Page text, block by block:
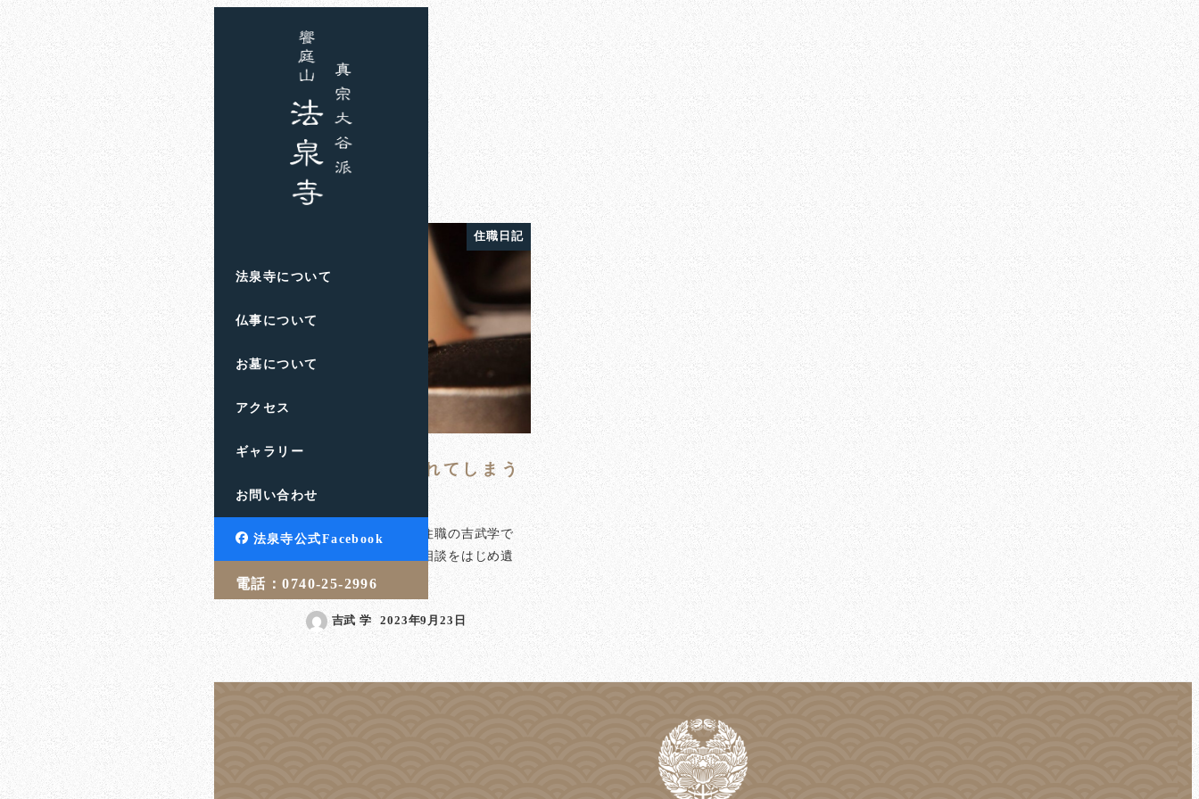
法泉寺について
仏事について
お墓について
アクセス
ギャラリー
お問い合わせ
法泉寺公式Facebook
電話：0740-25-2996
お知らせ
ブランド
住職日記
隠していても気づかれてしまう
のがブランド
滋賀県高島市の饗庭山法泉寺住職の吉武学で
す。人生のお悩みや終活のご相談をはじめ遺
言・相続・葬儀・埋葬 […]
吉武 学
投稿日
2023年9月23日